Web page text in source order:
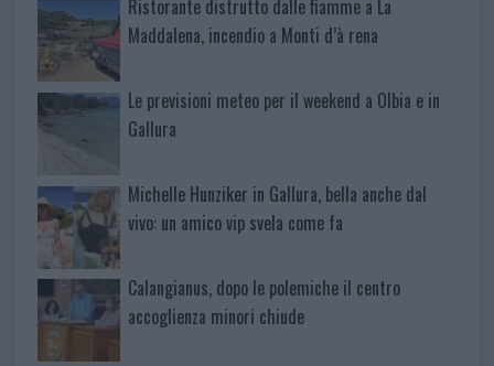
Ristorante distrutto dalle fiamme a La
Maddalena, incendio a Monti d’à rena
Le previsioni meteo per il weekend a Olbia e in
Gallura
Michelle Hunziker in Gallura, bella anche dal
vivo: un amico vip svela come fa
Calangianus, dopo le polemiche il centro
accoglienza minori chiude